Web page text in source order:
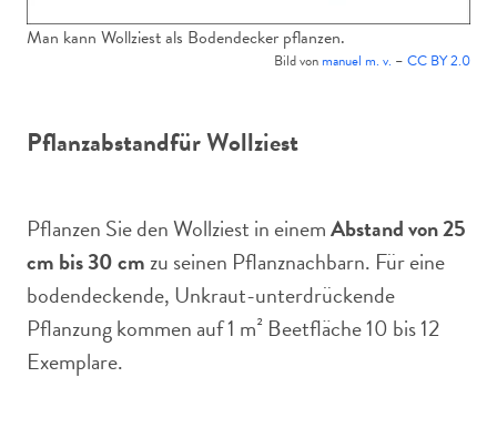
Man kann Wollziest als Bodendecker pflanzen.
Bild von manuel m. v. – CC BY 2.0
Pflanzabstandfür Wollziest
Pflanzen Sie den Wollziest in einemAbstand von 25
cm bis 30 cmzu seinen Pflanznachbarn. Für eine
bodendeckende, Unkraut-unterdrückende
Pflanzung kommen auf 1 m² Beetfläche 10 bis 12
Exemplare.